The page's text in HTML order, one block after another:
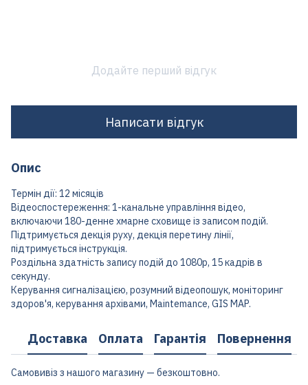
Додайте перший відгук
Написати відгук
Опис
Термін дії: 12 місяців
Відеоспостереження: 1-канальне управління відео,
включаючи 180-денне хмарне сховище із записом подій.
Підтримується декція руху, декція перетину лінії,
підтримується інструкція.
Роздільна здатність запису подій до 1080p, 15 кадрів в
секунду.
Керування сигналізацією, розумний відеопошук, моніторинг
здоров'я, керування архівами, Maintemance, GIS MAP.
Доставка Оплата Гарантія Повернення
Самовивіз з нашого магазину — безкоштовно.